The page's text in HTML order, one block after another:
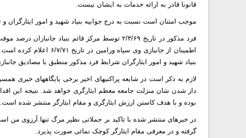
قانونا قادر به ارائه خدمات به ایشان نیست.
موجب امتنان است نسبت به درج جوابیه بنیاد شهید و امور
فرد مذکور در تاریخ ۲/۳/۶۹ توسط مرکز قائم بنیاد
اطمینان از جانبازی وی
بنیاد شهید و امور ایثارگران شرایط فرد مذکور منطبق با مصادیق
لازم به ذکر است در شایعه پراکنیهای اخیر برخی پایگاههای خبری
دار شدن شان منزلت جامعه معظم ایثارگری خواهد شد. نتیجه این
بوده و با هدف کاستن ارزش ایثارگری و مقام ایثارگر منتشر شده است.
در خبرهای منتشر شده با تاکید بر جملاتی نظیر مرگ تنها آرزوی
گرفته و در معرفی مقام ایثارگر کوچک نمائی صورت پذیرد.